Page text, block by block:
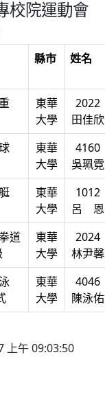
校院運動會
縣市 姓名
東華
大學
2022
田佳欣
東華
大學
4160
吳珮霓
東華
大學
1012
呂 恩
道
東華
大學
2024
林尹馨
東華
大學
4046
陳泳佑
上午 09:03:50